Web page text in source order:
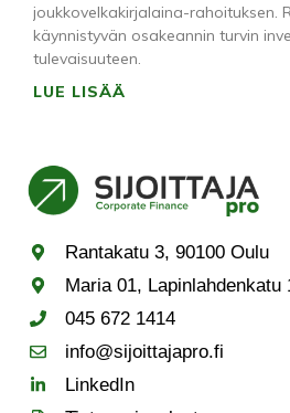
joukkovelkakirjalaina-rahoituksen.
käynnistyvän osakeannin turvin
tulevaisuuteen.
LUE LISÄÄ
Rantakatu 3, 90100 Oulu
Maria 01, Lapinlahdenkatu
045 672 1414
info@sijoittajapro.fi
LinkedIn